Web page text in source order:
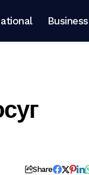
Business
Share